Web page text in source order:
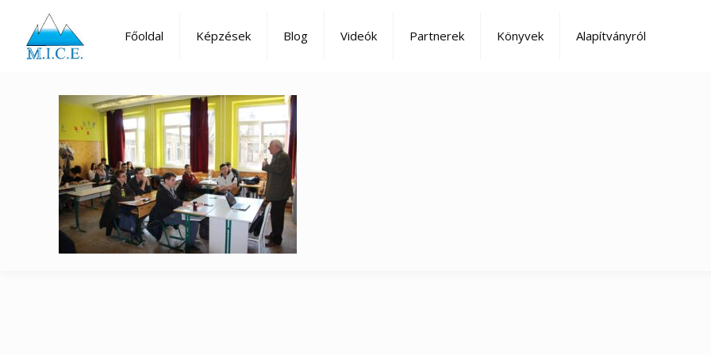
Főoldal Képzések Blog Videók Partnerek Könyvek Alapítványról